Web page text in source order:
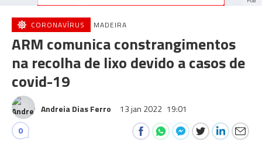
CORONAVÍRUS MADEIRA
ARM comunica constrangimentos
na recolha de lixo devido a casos de
covid-19
Andreia Dias Ferro 13 jan 2022 19:01
0